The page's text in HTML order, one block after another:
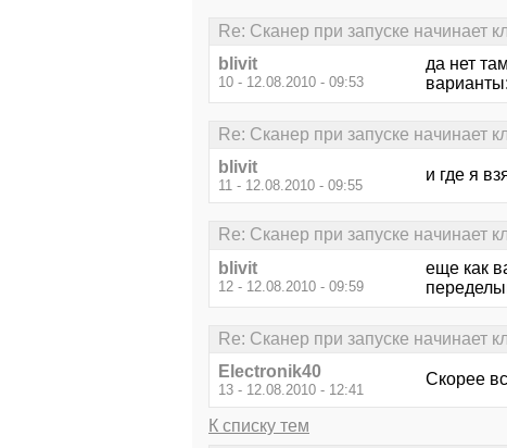
Re: Сканер при запуске начинает
blivit
10 - 12.08.2010 - 09:53
да нет
Re: Сканер при запуске начинает
blivit
11 - 12.08.2010 - 09:55
и где я
Re: Сканер при запуске начинает
blivit
12 - 12.08.2010 - 09:59
еще как
Re: Сканер при запуске начинает
Electronik40
13 - 12.08.2010 - 12:41
Скорее
К списку тем